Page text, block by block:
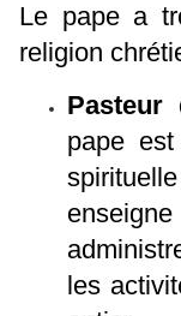
Le pape a
religion
Pasteur
pape
les